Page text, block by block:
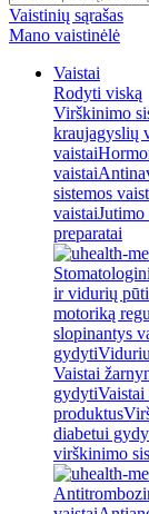
Vaistinių sąrašas
Mano vaistinėlė
Vaistai
Rodyti viską
Virškinimo
kraujagyslių
vaistai
vaistai
sistemos
vaistaiJutimo
preparatai
ir vidurių
motoriką
slopinantys
gydyti
Vaistai
gydyti
produktus
diabetui
virškinimo